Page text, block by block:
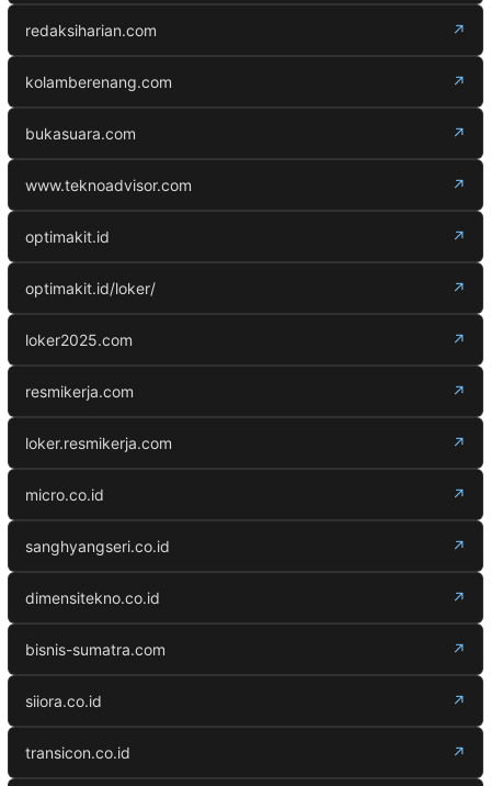
redaksiharian.com ↗
kolamberenang.com ↗
bukasuara.com ↗
www.teknoadvisor.com ↗
optimakit.id ↗
optimakit.id/loker/ ↗
loker2025.com ↗
resmikerja.com ↗
loker.resmikerja.com ↗
micro.co.id ↗
sanghyangseri.co.id ↗
dimensitekno.co.id ↗
bisnis-sumatra.com ↗
siiora.co.id ↗
transicon.co.id ↗